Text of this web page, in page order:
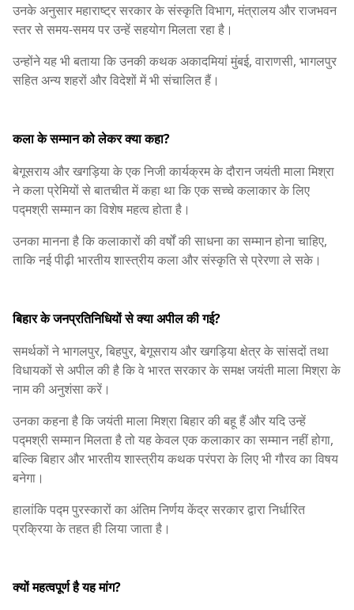
उनके अनुसार महाराष्ट्र सरकार के संस्कृति विभाग, मंत्रालय और राजभवन
स्तर से समय-समय पर उन्हें सहयोग मिलता रहा है।
उन्होंने यह भी बताया कि उनकी कथक अकादमियां मुंबई, वाराणसी, भागलपुर
सहित अन्य शहरों और विदेशों में भी संचालित हैं।
कला के सम्मान को लेकर क्या कहा?
बेगूसराय और खगड़िया के एक निजी कार्यक्रम के दौरान जयंती माला मिश्रा
ने कला प्रेमियों से बातचीत में कहा था कि एक सच्चे कलाकार के लिए
पद्मश्री सम्मान का विशेष महत्व होता है।
उनका मानना है कि कलाकारों की वर्षों की साधना का सम्मान होना चाहिए,
ताकि नई पीढ़ी भारतीय शास्त्रीय कला और संस्कृति से प्रेरणा ले सके।
बिहार के जनप्रतिनिधियों से क्या अपील की गई?
समर्थकों ने भागलपुर, बिहपुर, बेगूसराय और खगड़िया क्षेत्र के सांसदों तथा
विधायकों से अपील की है कि वे भारत सरकार के समक्ष जयंती माला मिश्रा के
नाम की अनुशंसा करें।
उनका कहना है कि जयंती माला मिश्रा बिहार की बहू हैं और यदि उन्हें
पद्मश्री सम्मान मिलता है तो यह केवल एक कलाकार का सम्मान नहीं होगा,
बल्कि बिहार और भारतीय शास्त्रीय कथक परंपरा के लिए भी गौरव का विषय
बनेगा।
हालांकि पद्म पुरस्कारों का अंतिम निर्णय केंद्र सरकार द्वारा निर्धारित
प्रक्रिया के तहत ही लिया जाता है।
क्यों महत्वपूर्ण है यह मांग?